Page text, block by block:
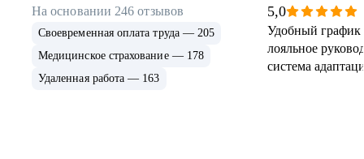
На основании 246 отзывов
Своевременная оплата труда — 205
Медицинское страхование — 178
Удаленная работа — 163
5,0
Удобный график
лояльное
система